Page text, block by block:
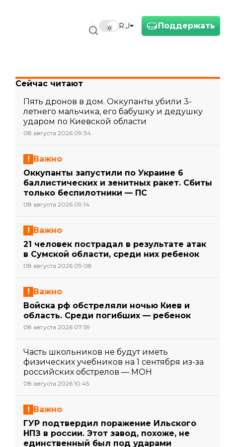
Поддержать
RU
Сейчас читают
Пять дронов в дом. Оккупанты убили 3-
летнего мальчика, его бабушку и дедушку
ударом по Киевской области
08 августа 2026 09:34
Важно
Оккупанты запустили по Украине 6
баллистических и зенитных ракет. Сбиты
только беспилотники — ПС
08 августа 2026 09:14
Важно
21 человек пострадал в результате атак
в Сумской области, среди них ребенок
08 августа 2026 09:08
Важно
Войска рф обстреляли ночью Киев и
область. Среди погибших — ребенок
08 августа 2026 07:59
Часть школьников не будут иметь
физических учебников на 1 сентября из-за
российских обстрелов — МОН
08 августа 2026 10:45
Важно
ГУР подтвердил поражение Ильского
НПЗ в россии. Этот завод, похоже, не
единственный был под ударами